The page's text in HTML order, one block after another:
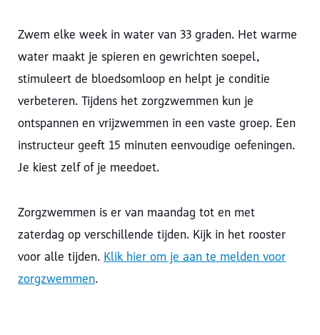
Zwem elke week in water van 33 graden. Het warme
water maakt je spieren en gewrichten soepel,
stimuleert de bloedsomloop en helpt je conditie
verbeteren. Tijdens het zorgzwemmen kun je
ontspannen en vrijzwemmen in een vaste groep. Een
instructeur geeft 15 minuten eenvoudige oefeningen.
Je kiest zelf of je meedoet.
Zorgzwemmen is er van maandag tot en met
zaterdag op verschillende tijden. Kijk in het rooster
voor alle tijden. Klik hier om je aan te melden voor
zorgzwemmen.